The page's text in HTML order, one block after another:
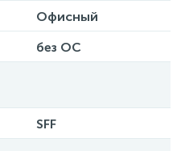
Офисный
без ОС
SFF